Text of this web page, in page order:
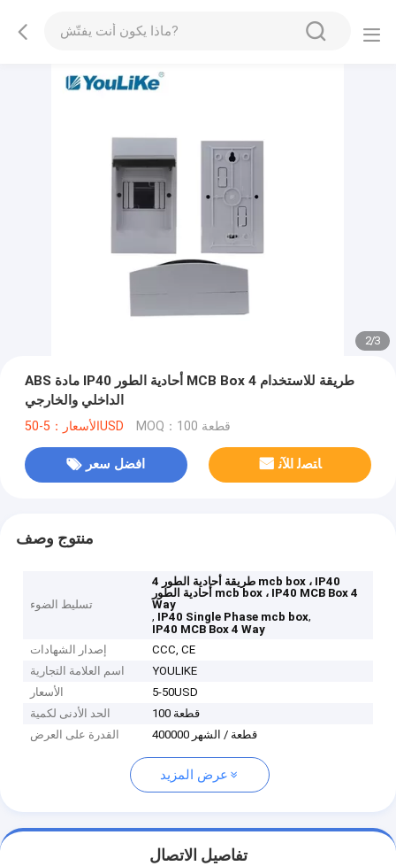
2/3
ABS مادة IP40 أحادية الطور MCB Box 4 طريقة للاستخدام
الداخلي والخارجي
الأسعار：5-50USD MOQ：100 قطعة
افضل سعر ﺎﺘﺼﻟ ﺍﻶﻧ
منتوج وصف
تسليط الضوء
4 طريقة أحادية الطور mcb box ، IP40
أحادية الطور mcb box ، IP40 MCB Box 4
Way
, IP40 Single Phase mcb box,
IP40 MCB Box 4 Way
إصدار الشهادات
CCC, CE
اسم العلامة التجارية
YOULIKE
الأسعار
5-50USD
الحد الأدنى لكمية
100 قطعة
القدرة على العرض
400000 قطعة / الشهر
عرض المزيد
تفاصيل الاتصال